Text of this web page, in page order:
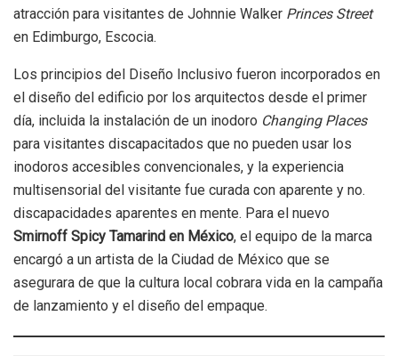
atracción para visitantes de Johnnie Walker Princes Street
en Edimburgo, Escocia.
Los principios del Diseño Inclusivo fueron incorporados en
el diseño del edificio por los arquitectos desde el primer
día, incluida la instalación de un inodoro Changing Places
para visitantes discapacitados que no pueden usar los
inodoros accesibles convencionales, y la experiencia
multisensorial del visitante fue curada con aparente y no.
discapacidades aparentes en mente. Para el nuevo
Smirnoff Spicy Tamarind en México, el equipo de la marca
encargó a un artista de la Ciudad de México que se
asegurara de que la cultura local cobrara vida en la campaña
de lanzamiento y el diseño del empaque.